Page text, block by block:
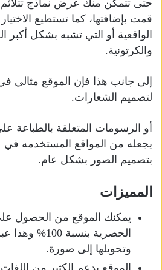
حتى تتمكن منك عرض نماذج
قمت بإضافتها، كما تستطيع
الواقعية أو التي تشبه بشكل أكبر
والكرتونية.
إلى جانب هذا فإن الموقع مثالي
لتصميم الشعارات.
أو الرسومات المتعلقة بالطباعة
يجعله من المواقع المستخدمه في
بتصميم الصور بشكل عام.
المميزات
يمكنك الموقع من الحصول
الحصرية
وتحويلها إلى صورة.
الموقع يدعم الكثير من